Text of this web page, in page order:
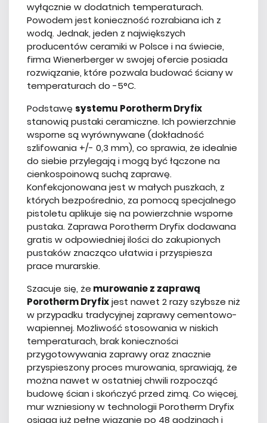
wyłącznie w dodatnich temperaturach.
Powodem jest konieczność rozrabiana ich z
wodą. Jednak, jeden z największych
producentów ceramiki w Polsce i na świecie,
firma Wienerberger w swojej ofercie posiada
rozwiązanie, które pozwala budować ściany w
temperaturach do -5°C.
Podstawę systemu Porotherm Dryfix
stanowią pustaki ceramiczne. Ich powierzchnie
wsporne są wyrównywane (dokładność
szlifowania +/- 0,3 mm), co sprawia, że idealnie
do siebie przylegają i mogą być łączone na
cienkospoinową suchą zaprawę.
Konfekcjonowana jest w małych puszkach, z
których bezpośrednio, za pomocą specjalnego
pistoletu aplikuje się na powierzchnie wsporne
pustaka. Zaprawa Porotherm Dryfix dodawana
gratis w odpowiedniej ilości do zakupionych
pustaków znacząco ułatwia i przyspiesza
prace murarskie.
Szacuje się, że murowanie z zaprawą
Porotherm Dryfixjest nawet 2 razy szybsze niż
w przypadku tradycyjnej zaprawy cementowo-
wapiennej. Możliwość stosowania w niskich
temperaturach, brak konieczności
przygotowywania zaprawy oraz znacznie
przyspieszony proces murowania, sprawiają, że
można nawet w ostatniej chwili rozpocząć
budowę ścian i skończyć przed zimą. Co więcej,
mur wzniesiony w technologii Porotherm Dryfix
osiąga już pełne wiązanie po 48 godzinach i